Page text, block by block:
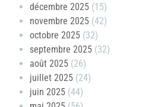
décembre 2025 (15)
novembre 2025 (42)
octobre 2025 (32)
septembre 2025 (32)
août 2025 (26)
juillet 2025 (24)
juin 2025 (44)